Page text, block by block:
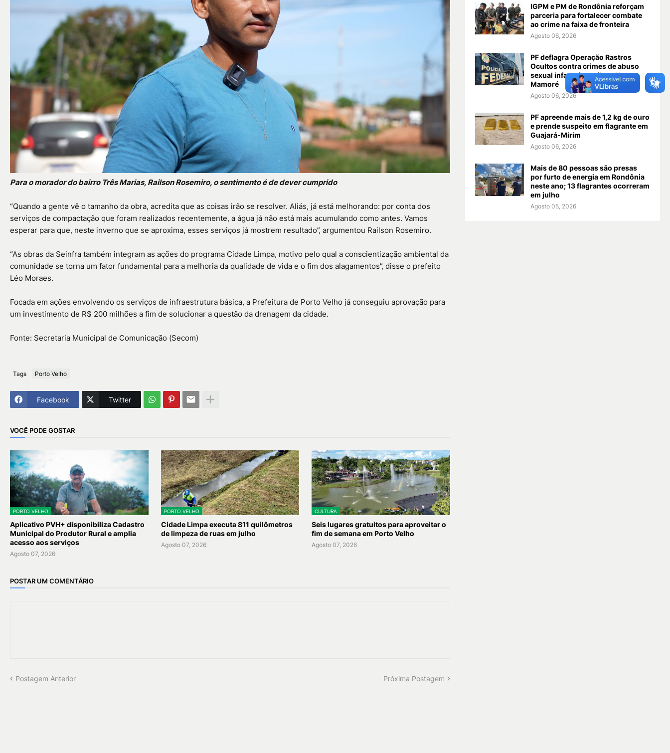
Para o morador do bairro Três Marias, Railson Rosemiro, o sentimento é de dever cumprido
“Quando a gente vê o tamanho da obra, acredita que as coisas irão se resolver. Aliás, já está melhorando: por conta dos
serviços de compactação que foram realizados recentemente, a água já não está mais acumulando como antes. Vamos
esperar para que, neste inverno que se aproxima, esses serviços já mostrem resultado”, argumentou Railson Rosemiro.
“As obras da Seinfra também integram as ações do programa Cidade Limpa, motivo pelo qual a conscientização ambiental da
comunidade se torna um fator fundamental para a melhoria da qualidade de vida e o fim dos alagamentos”, disse o prefeito
Léo Moraes.
Focada em ações envolvendo os serviços de infraestrutura básica, a Prefeitura de Porto Velho já conseguiu aprovação para
um investimento de R$ 200 milhões a fim de solucionar a questão da drenagem da cidade.
Fonte: Secretaria Municipal de Comunicação (Secom)
Tags Porto Velho
Facebook Twitter
VOCÊ PODE GOSTAR
PORTO VELHO
Aplicativo PVH+ disponibiliza Cadastro
Municipal do Produtor Rural e amplia
acesso aos serviços
Agosto 07, 2026
PORTO VELHO
Cidade Limpa executa 811 quilômetros
de limpeza de ruas em julho
Agosto 07, 2026
CULTURA
Seis lugares gratuitos para aproveitar o
fim de semana em Porto Velho
Agosto 07, 2026
POSTAR UM COMENTÁRIO
Postagem Anterior Próxima Postagem
IGPM e PM de Rondônia reforçam
parceria para fortalecer combate
ao crime na faixa de fronteira
Agosto 06, 2026
PF deflagra Operação Rastros
Ocultos contra crimes de abuso
sexual infantojuvenil em Nova
Mamoré
Agosto 06, 2026
PF apreende mais de 1,2 kg de ouro
e prende suspeito em flagrante em
Guajará-Mirim
Agosto 06, 2026
Mais de 80 pessoas são presas
por furto de energia em Rondônia
neste ano; 13 flagrantes ocorreram
em julho
Agosto 05, 2026